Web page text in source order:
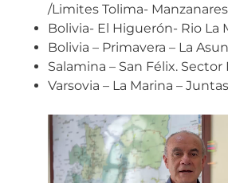
/Limites Tolima-
Bolivia- El Higuerón- Rio La
Bolivia – Primavera – La
Salamina – San Félix. Sector
Varsovia – La Marina – Juntas